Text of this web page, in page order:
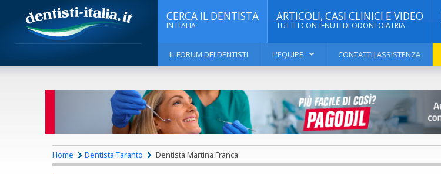
CERCA IL DENTISTA
IN ITALIA
ARTICOLI, CASI CLINICI E VIDEO
TUTTI I CONTENUTI DI ODONTOIATRIA
IL FORUM DEI DENTISTI L'EQUIPE CONTATTI|ASSISTENZA
Home Dentista Taranto Dentista Martina Franca